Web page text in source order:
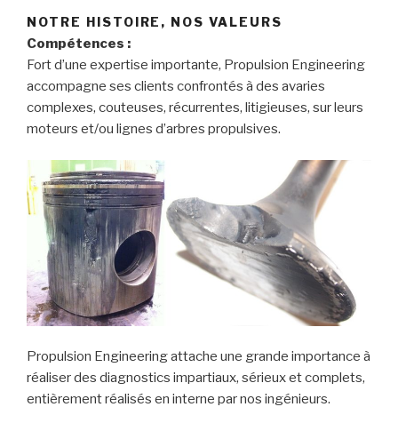
NOTRE HISTOIRE, NOS VALEURS
Compétences :
Fort d’une expertise importante, Propulsion Engineering
accompagne ses clients confrontés à des avaries
complexes, couteuses, récurrentes, litigieuses, sur leurs
moteurs et/ou lignes d’arbres propulsives.
Propulsion Engineering attache une grande importance à
réaliser des diagnostics impartiaux, sérieux et complets,
entièrement réalisés en interne par nos ingénieurs.